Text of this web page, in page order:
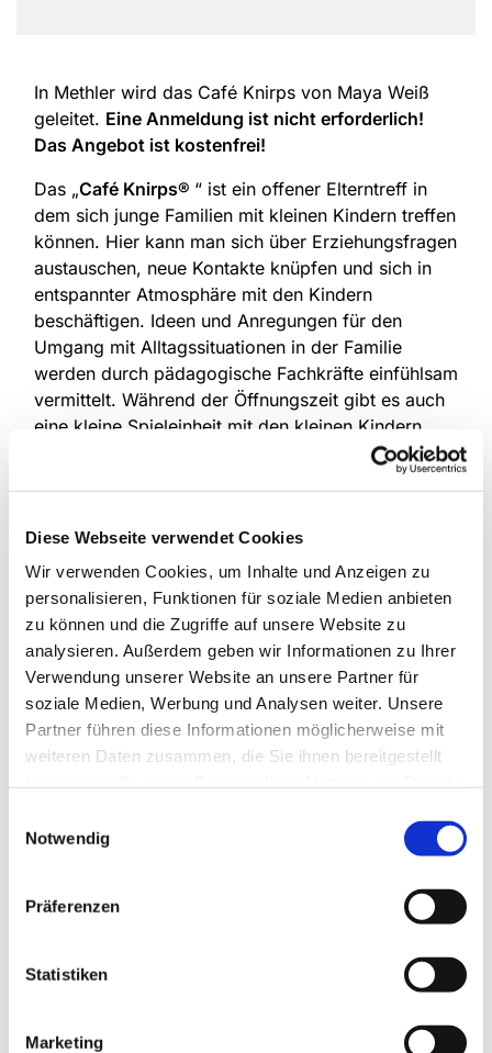
Diese Webseite verwendet Cookies
Wir verwenden Cookies, um Inhalte und Anzeigen zu
personalisieren, Funktionen für soziale Medien anbieten
zu können und die Zugriffe auf unsere Website zu
analysieren. Außerdem geben wir Informationen zu Ihrer
Verwendung unserer Website an unsere Partner für
soziale Medien, Werbung und Analysen weiter. Unsere
Partner führen diese Informationen möglicherweise mit
weiteren Daten zusammen, die Sie ihnen bereitgestellt
Notwendig
Präferenzen
Statistiken
Marketing
In Methler wird das Café Knirps von Maya Weiß
geleitet. Eine Anmeldung ist nicht erforderlich!
Das Angebot ist kostenfrei!
Das „Café Knirps® “ ist ein offener Elterntreff in
dem sich junge Familien mit kleinen Kindern treffen
können. Hier kann man sich über Erziehungsfragen
austauschen, neue Kontakte knüpfen und sich in
entspannter Atmosphäre mit den Kindern
beschäftigen. Ideen und Anregungen für den
Umgang mit Alltagssituationen in der Familie
werden durch pädagogische Fachkräfte einfühlsam
vermittelt. Während der Öffnungszeit gibt es auch
eine kleine Spieleinheit mit den kleinen Kindern,
hier werden erste Fingerspiele und kleine
Bewegungs-, Kreis- und Singspiele angeboten, um
Entwicklung des Kindes zu sensibilisieren. Dieses
Kirche von Westfalen, Familienzentren
und Kooperationen mit Gemeinden aus dem
Kirchenkreis Unna.
Textquelle:Café Knirps® Ev. Bildungsportal Unna
(ev-bildungsportal-unna.de)